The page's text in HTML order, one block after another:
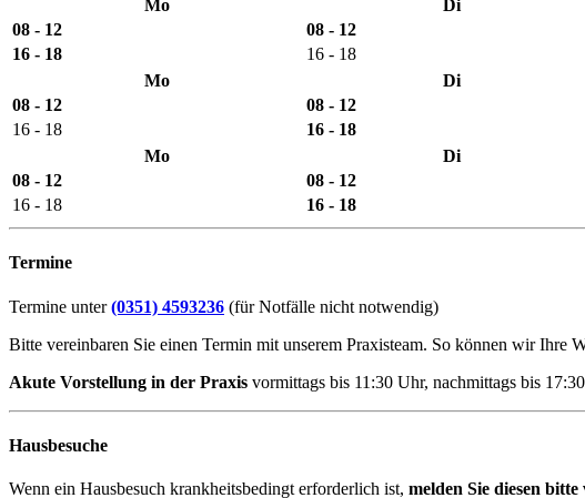
Mo
Di
08 - 12
08 - 12
16 - 18
16 - 18
Mo
Di
08 - 12
08 - 12
16 - 18
16 - 18
Mo
Di
08 - 12
08 - 12
16 - 18
16 - 18
Termine
Termine unter(0351) 4593236 (für Notfälle nicht notwendig)
Bitte vereinbaren Sie einen Termin mit unserem Praxisteam. So können wir Ihre
Akute Vorstellung in der Praxis vormittags bis 11:30 Uhr, nachmittags bis
Hausbesuche
Wenn ein Hausbesuch krankheitsbedingt erforderlich ist, melden Sie diesen